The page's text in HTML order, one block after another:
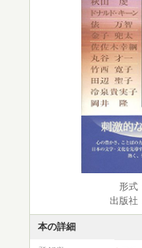
形式
出版社
本の詳細